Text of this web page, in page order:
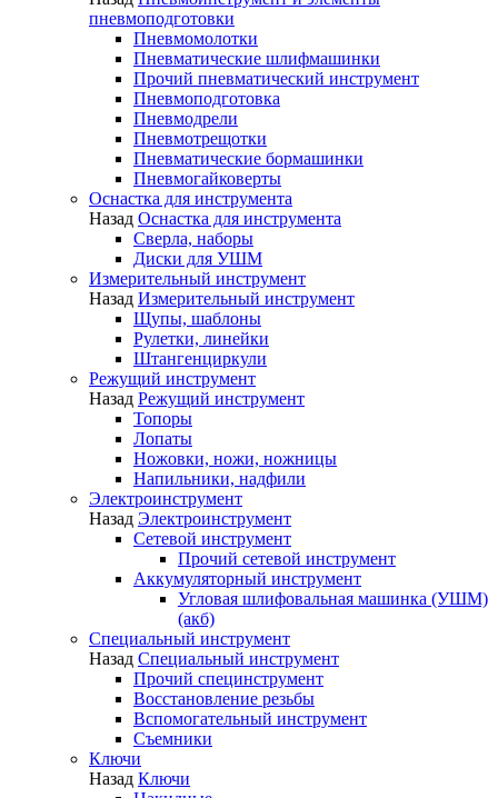
пневмоподготовки
Пневмомолотки
Пневматические шлифмашинки
Прочий пневматический инструмент
Пневмоподготовка
Пневмодрели
Пневмотрещотки
Пневматические бормашинки
Пневмогайковерты
Оснастка для инструмента
Назад Оснастка для инструмента
Сверла, наборы
Диски для УШМ
Измерительный инструмент
Назад Измерительный инструмент
Щупы, шаблоны
Рулетки, линейки
Штангенциркули
Режущий инструмент
Назад Режущий инструмент
Топоры
Лопаты
Ножовки, ножи, ножницы
Напильники, надфили
Электроинструмент
Назад Электроинструмент
Сетевой инструмент
Прочий сетевой инструмент
Аккумуляторный инструмент
Угловая шлифовальная машинка (УШМ)
(акб)
Специальный инструмент
Назад Специальный инструмент
Прочий специнструмент
Восстановление резьбы
Вспомогательный инструмент
Съемники
Ключи
Назад Ключи